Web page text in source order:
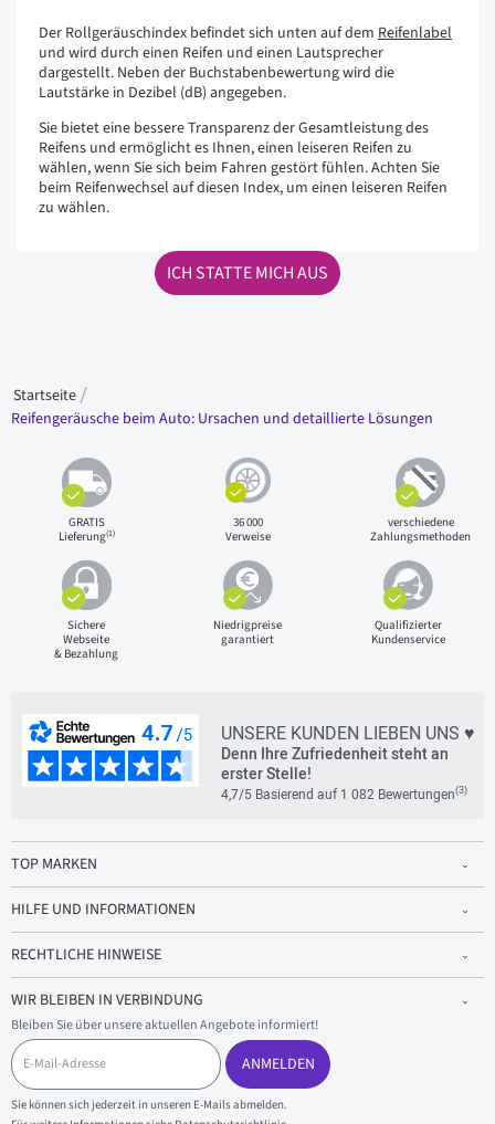
Der Rollgeräuschindex befindet sich unten auf dem Reifenlabel
und wird durch einen Reifen und einen Lautsprecher
dargestellt. Neben der Buchstabenbewertung wird die
Lautstärke in Dezibel (dB) angegeben.
Sie bietet eine bessere Transparenz der Gesamtleistung des
Reifens und ermöglicht es Ihnen, einen leiseren Reifen zu
wählen, wenn Sie sich beim Fahren gestört fühlen. Achten Sie
beim Reifenwechsel auf diesen Index, um einen leiseren Reifen
zu wählen.
ICH STATTE MICH AUS
Startseite
Reifengeräusche beim Auto: Ursachen und detaillierte Lösungen
GRATIS
Lieferung(1)
36 000
Verweise
verschiedene
Zahlungsmethoden
Sichere
Webseite
& Bezahlung
Niedrigpreise
garantiert
Qualifizierter
Kundenservice
UNSERE KUNDEN LIEBEN UNS ♥
Denn Ihre Zufriedenheit steht an
erster Stelle!
4,7/5 Basierend auf 1 082 Bewertungen(3)
TOP MARKEN
HILFE UND INFORMATIONEN
RECHTLICHE HINWEISE
WIR BLEIBEN IN VERBINDUNG
Bleiben Sie über unsere aktuellen Angebote informiert!
E
-
M
a
i
ANMELDEN
Sie können sich jederzeit in unseren E-Mails abmelden.